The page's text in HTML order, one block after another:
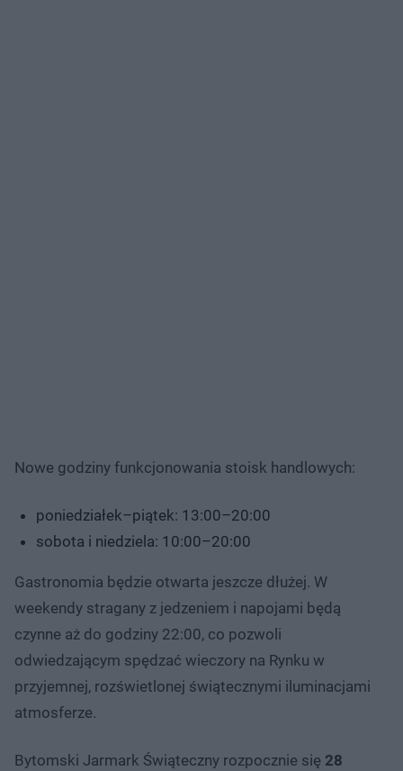
Nowe godziny funkcjonowania stoisk handlowych:
poniedziałek–piątek: 13:00–20:00
sobota i niedziela: 10:00–20:00
Gastronomia będzie otwarta jeszcze dłużej. W
weekendy stragany z jedzeniem i napojami będą
czynne aż do godziny 22:00, co pozwoli
odwiedzającym spędzać wieczory na Rynku w
przyjemnej, rozświetlonej świątecznymi iluminacjami
atmosferze.
Bytomski Jarmark Świąteczny rozpocznie się 28